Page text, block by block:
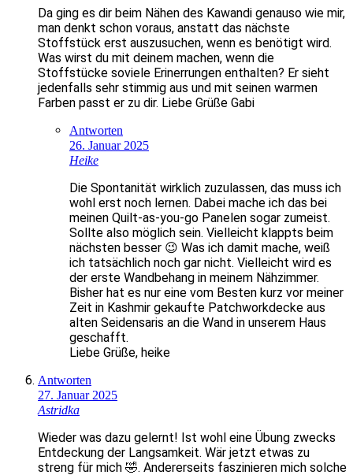
Da ging es dir beim Nähen des Kawandi genauso wie mir,
man denkt schon voraus, anstatt das nächste
Stoffstück erst auszusuchen, wenn es benötigt wird.
Was wirst du mit deinem machen, wenn die
Stoffstücke soviele Erinerrungen enthalten? Er sieht
jedenfalls sehr stimmig aus und mit seinen warmen
Farben passt er zu dir. Liebe Grüße Gabi
Antworten
26. Januar 2025
Heike
Die Spontanität wirklich zuzulassen, das muss ich
wohl erst noch lernen. Dabei mache ich das bei
meinen Quilt-as-you-go Panelen sogar zumeist.
Sollte also möglich sein. Vielleicht klappts beim
nächsten besser 😉 Was ich damit mache, weiß
ich tatsächlich noch gar nicht. Vielleicht wird es
der erste Wandbehang in meinem Nähzimmer.
Bisher hat es nur eine vom Besten kurz vor meiner
Zeit in Kashmir gekaufte Patchworkdecke aus
alten Seidensaris an die Wand in unserem Haus
geschafft.
Liebe Grüße, heike
Antworten
27. Januar 2025
Astridka
Wieder was dazu gelernt! Ist wohl eine Übung zwecks
Entdeckung der Langsamkeit. Wär jetzt etwas zu
streng für mich 🤣. Andererseits faszinieren mich solche